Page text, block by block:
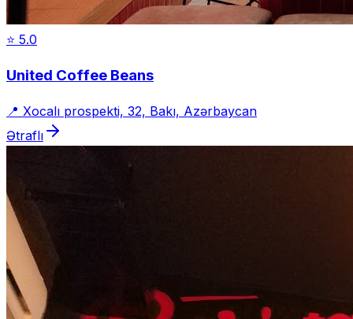
⭐ 5.0
United Coffee Beans
📍 Xocalı prospekti, 32, Bakı, Azərbaycan
Ətraflı